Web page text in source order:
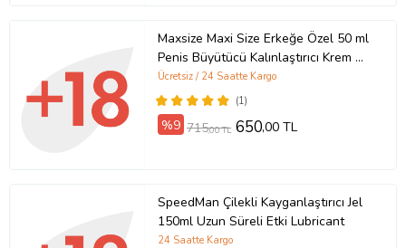
Maxsize Maxi Size Erkeğe Özel 50 ml
Penis Büyütücü Kalınlaştırıcı Krem +
Yanında Xir 3xEffect Spray 60 ml
Erkeğe Özel Kaldırıcı Sertleştirici
Geciktirici Sprey
(1)
Ücretsiz / 24 Saatte Kargo
%9 715,00 TL 650,00 TL
SpeedMan Çilekli Kayganlaştırıcı Jel
150ml Uzun Süreli Etki Lubricant
24 Saatte Kargo